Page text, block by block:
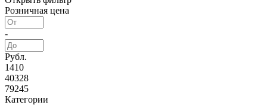
Розничная цена
-
Рубл.
1410
40328
79245
Категории